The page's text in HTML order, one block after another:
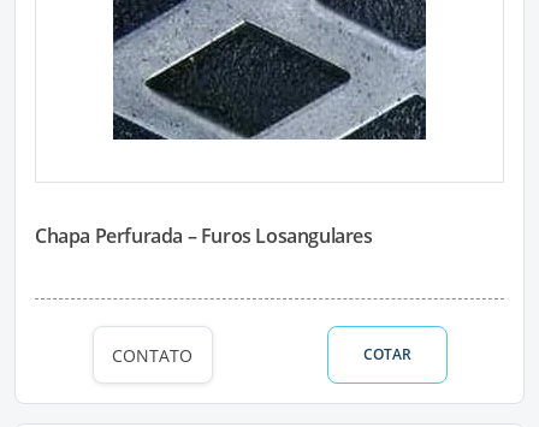
Chapa Perfurada – Furos Losangulares
CONTATO COTAR